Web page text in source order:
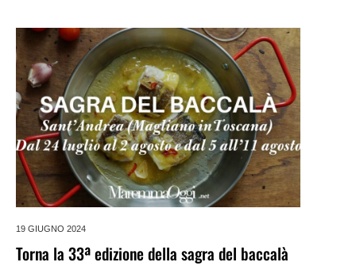
19 GIUGNO 2024
Torna la 33ª edizione della sagra del baccalà